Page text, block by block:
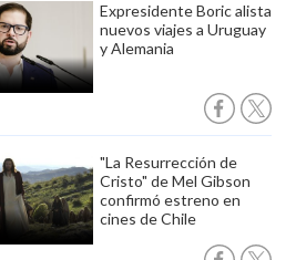
Expresidente Boric alista
nuevos viajes a Uruguay
y Alemania
"La Resurrección de
Cristo" de Mel Gibson
confirmó estreno en
cines de Chile